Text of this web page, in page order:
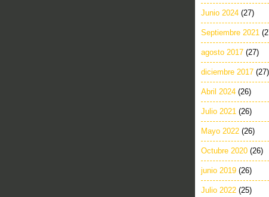
Junio 2024 (27)
Septiembre 2021
agosto 2017 (27)
diciembre 2017 (27)
Abril 2024 (26)
Julio 2021 (26)
Mayo 2022 (26)
Octubre 2020 (26)
junio 2019 (26)
Julio 2022 (25)